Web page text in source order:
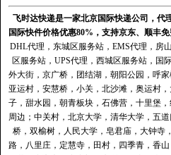
飞时达快递是一家北京国际快递公司，代
国际快件价格优惠80%，支持京东、顺丰
DHL代理 ， 东城区服务站 ， EMS代理 ， 房
区服务站， UPS代理 ， 西城区服务站， 国
外大街，京广桥，团结湖，朝阳公园，呼
亚运村，安慧桥，小关，北沙滩，奥运村
子，甜水园，朝青板块，石佛营，十里堡
周边；中关村，北京大学，清华大学，五
桥，双榆树，人民大学，皂君庙，大钟寺
路，八里庄，定慧寺，田村，四季青，香